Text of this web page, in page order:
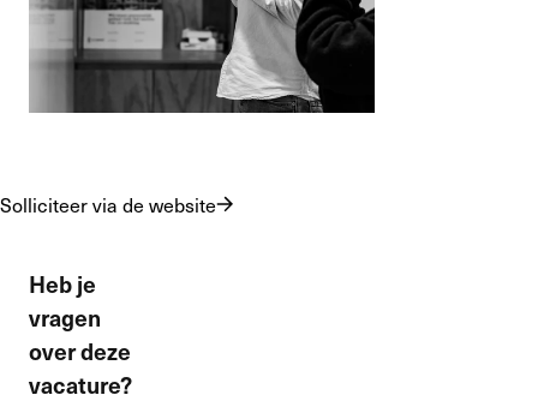
Solliciteer via de website
Heb je
vragen
over deze
vacature?